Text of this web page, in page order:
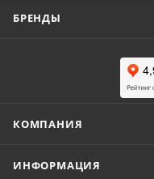
БРЕНДЫ
КОМПАНИЯ
ИНФОРМАЦИЯ